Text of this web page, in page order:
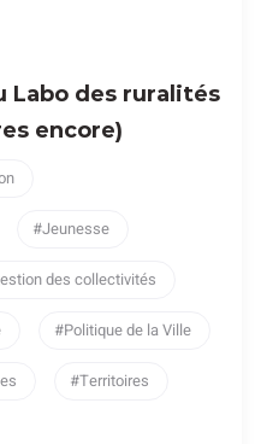
des ruralités
encore)
Jeunesse
des collectivités
Politique de la Ville
Territoires